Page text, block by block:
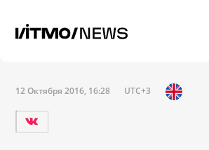
12 Октября 2016, 16:28 UTC+3